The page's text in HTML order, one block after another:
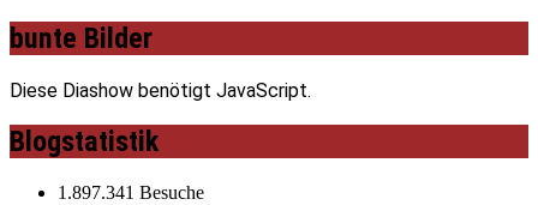
bunte Bilder
Diese Diashow benötigt JavaScript.
Blogstatistik
1.897.341 Besuche